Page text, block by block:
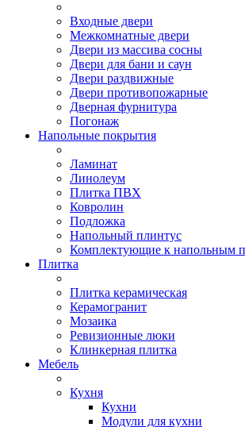
Входные двери
Межкомнатные двери
Двери из массива сосны
Двери для бани и саун
Двери раздвижные
Двери противопожарные
Дверная фурнитура
Погонаж
Напольные покрытия
Ламинат
Линолеум
Плитка ПВХ
Ковролин
Подложка
Напольный плинтус
Комплектующие к напольным
Плитка
Плитка керамическая
Керамогранит
Мозаика
Ревизионные люки
Клинкерная плитка
Мебель
Кухня
Кухни
Модули для кухни